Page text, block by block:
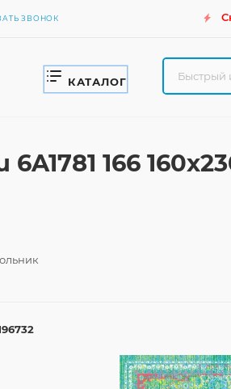
ЗВОНОК
КАТАЛОГ
6A1781 166